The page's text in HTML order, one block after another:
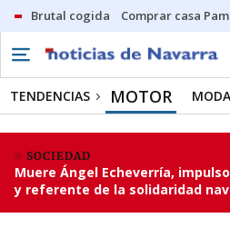
Brutal cogida Comprar casa
TENDENCIAS MOTOR
SOCIEDAD
Muere Ángel Echeverría,
y referente de la solidaridad